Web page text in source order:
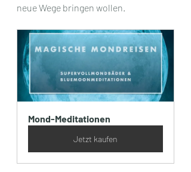
neue Wege bringen wollen.
Mond-Meditationen
Jetzt kaufen